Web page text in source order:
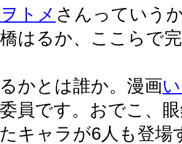
トメ さんっていう
はるか、ここらで
かとは誰か。漫画
員です。おでこ、
キャラが6人も登